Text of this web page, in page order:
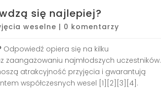
się najlepiej?
weselne | 0 komentarzy
Odpowiedź opiera się na kilku
zaangażowaniu najmłodszych uczestników.
atrakcyjność przyjęcia i gwarantują
współczesnych wesel [1][2][3][4].